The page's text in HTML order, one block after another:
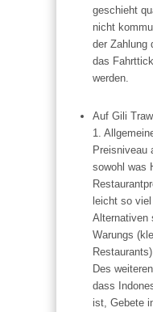
geschieht
nicht
der Zahlung
das
werden.
Auf Gili
1.
Preisniveau
sowohl was
leicht so viel
Alternativen
Warungs
Restaurants).
Des
dass
ist, Gebete